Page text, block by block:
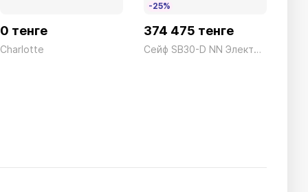
0 тенге
Charlotte
-25%
374 475 тенге
Сейф SB30-D NN Электронный Белый President ш590*г597*в760 155кг